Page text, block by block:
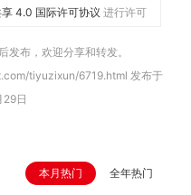
4.0 国际许可协议 进行许可
发布，欢迎分享和转发。
tiyuzixun/6719.html 发布于
29日
本月热门 全年热门